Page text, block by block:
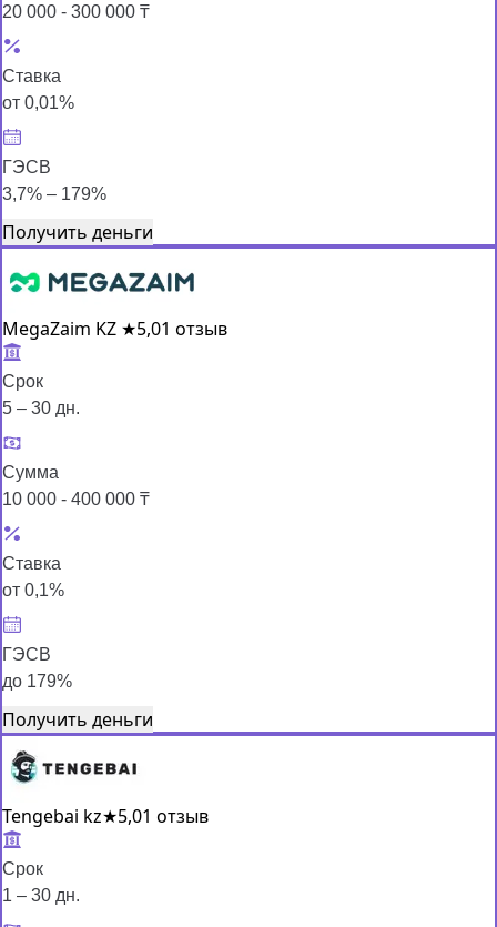
20 000 - 300 000 ₸
Ставка
от 0,01%
ГЭСВ
3,7% – 179%
Получить деньги
MegaZaim KZ ★5,01 отзыв
Срок
5 – 30 дн.
Сумма
10 000 - 400 000 ₸
Ставка
от 0,1%
ГЭСВ
до 179%
Получить деньги
Tengebai kz★5,01 отзыв
Срок
1 – 30 дн.